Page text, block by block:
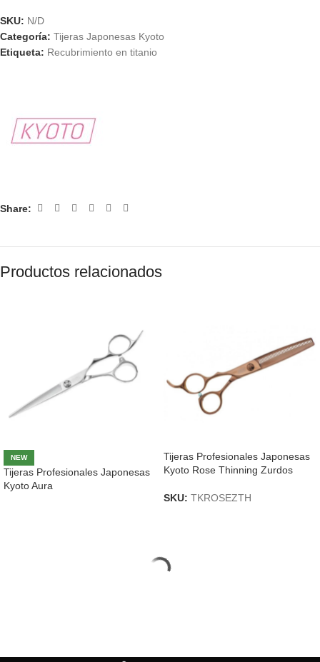
SKU: N/D
Categoría: Tijeras Japonesas Kyoto
Etiqueta: Recubrimiento en titanio
Share:
Productos relacionados
NEW
Tijeras Profesionales Japonesas
Kyoto Aura
Tijeras Profesionales Japonesas
Kyoto Rose Thinning Zurdos
SKU: TKROSEZTH